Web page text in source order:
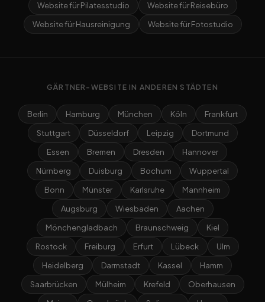
Website für Pilatesstudio
Website für Reisebüro
Website für Hausreinigung
Website für Fotostudio
GÄRTNER-WEBSITE IN ANDEREN STÄDTEN
Berlin Hamburg München Köln
Frankfurt
Stuttgart
Düsseldorf Leipzig
Dortmund
Essen
Bremen Dresden
Hannover
Nürnberg
Duisburg Bochum
Wuppertal
Bonn
Münster Karlsruhe
Mannheim
Augsburg
Wiesbaden
Aachen
Mönchengladbach
Braunschweig
Kiel
Rostock
Freiburg Erfurt Lübeck
Ulm
Heidelberg
Darmstadt Kassel
Hamm
Saarbrücken
Mülheim Krefeld
Oberhausen